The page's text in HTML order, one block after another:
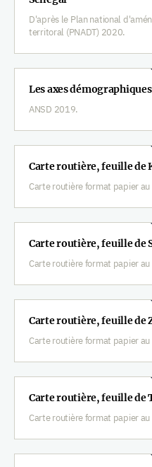
D'après le Plan national
territoral (PNADT) 2020.
Les axes
ANSD 2019.
Carte routière, feuille de
Carte routière format papier
Carte routière, feuille de
Carte routière format papier
Carte routière, feuille de
Carte routière format papier
Carte routière, feuille de
Carte routière format papier